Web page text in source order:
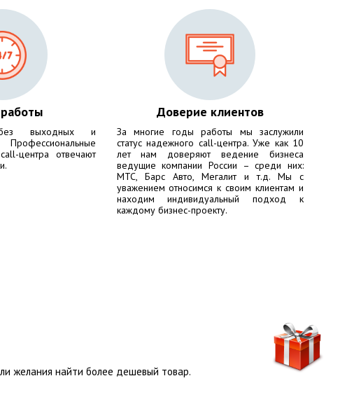
выходных и
центра отвечают
Доверие клиентов
За многие годы работы мы заслужили
статус надежного call-центра. Уже как 10
лет нам доверяют ведение бизнеса
ведущие компании России – среди них:
МТС, Барс Авто, Мегалити т.д. Мы с
уважением относимся к своим клиентам и
находим индивидуальный подход к
каждому бизнес-проекту.
желания найти более дешевый товар.